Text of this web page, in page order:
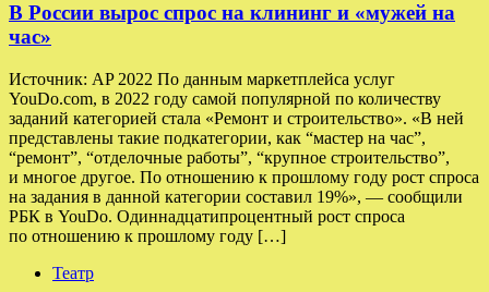
В России вырос спрос на клининг и «мужей на
час»
Источник: AP 2022 По данным маркетплейса услуг
YouDo.com, в 2022 году самой популярной по количеству
заданий категорией стала «Ремонт и строительство». «В ней
представлены такие подкатегории, как “мастер на час”,
“ремонт”, “отделочные работы”, “крупное строительство”,
и многое другое. По отношению к прошлому году рост спроса
на задания в данной категории составил 19%», — сообщили
РБК в YouDo. Одиннадцатипроцентный рост спроса
по отношению к прошлому году […]
Театр